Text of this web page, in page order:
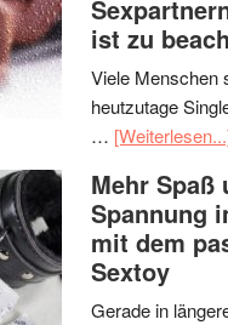
ist zu
Viele Menschen
heutzutage
…
Mehr Spaß
Spannung
mit dem
Sextoy
Gerade in